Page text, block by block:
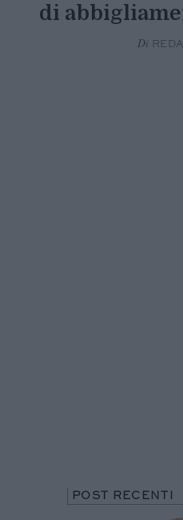
di
Di
POST RECENTI